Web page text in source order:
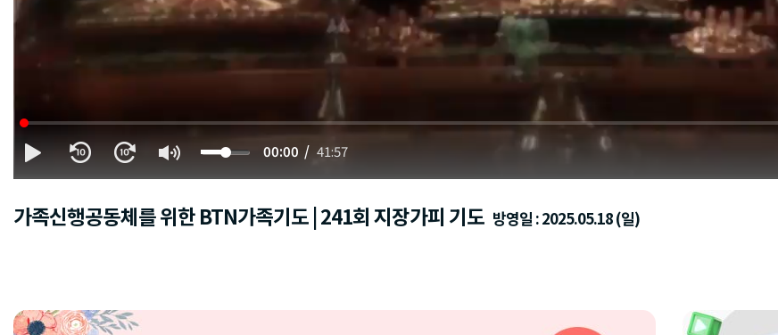
00:00 41:57
가족신행공동체를 위한 BTN가족기도 | 241회 지장가피 기도 방영일 : 2025.05.18 (일)